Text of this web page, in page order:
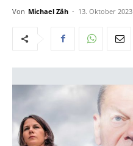
Von Michael Zäh - 13. Oktober 2023